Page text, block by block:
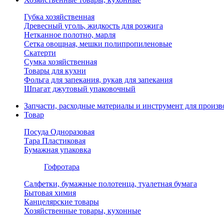
Губка хозяйственная
Древесный уголь, жидкость для розжига
Нетканное полотно, марля
Сетка овощная, мешки полипропиленовые
Скатерти
Сумка хозяйственная
Товары для кухни
Фольга для запекания, рукав для запекания
Шпагат джутовый упаковочный
Запчасти, расходные материалы и инструмент для
Товар
Посуда Одноразовая
Тара Пластиковая
Бумажная упаковка
Гофротара
Салфетки, бумажные полотенца, туалетная бумага
Бытовая химия
Канцелярские товары
Хозяйственные товары, кухонные